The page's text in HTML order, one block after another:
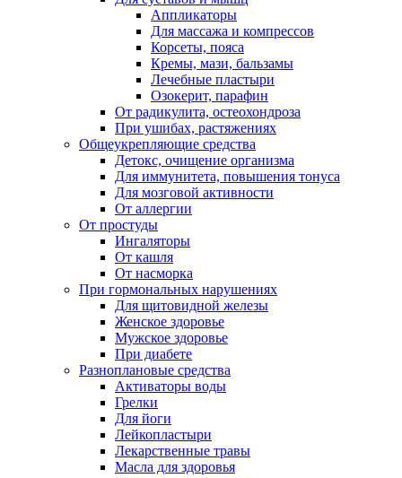
Аппликаторы
Для массажа и компрессов
Корсеты, пояса
Кремы, мази, бальзамы
Лечебные пластыри
Озокерит, парафин
От радикулита, остеохондроза
При ушибах, растяжениях
Общеукрепляющие средства
Детокс, очищение организма
Для иммунитета, повышения тонуса
Для мозговой активности
От аллергии
От простуды
Ингаляторы
От кашля
От насморка
При гормональных нарушениях
Для щитовидной железы
Женское здоровье
Мужское здоровье
При диабете
Разноплановые средства
Активаторы воды
Грелки
Для йоги
Лейкопластыри
Лекарственные травы
Масла для здоровья